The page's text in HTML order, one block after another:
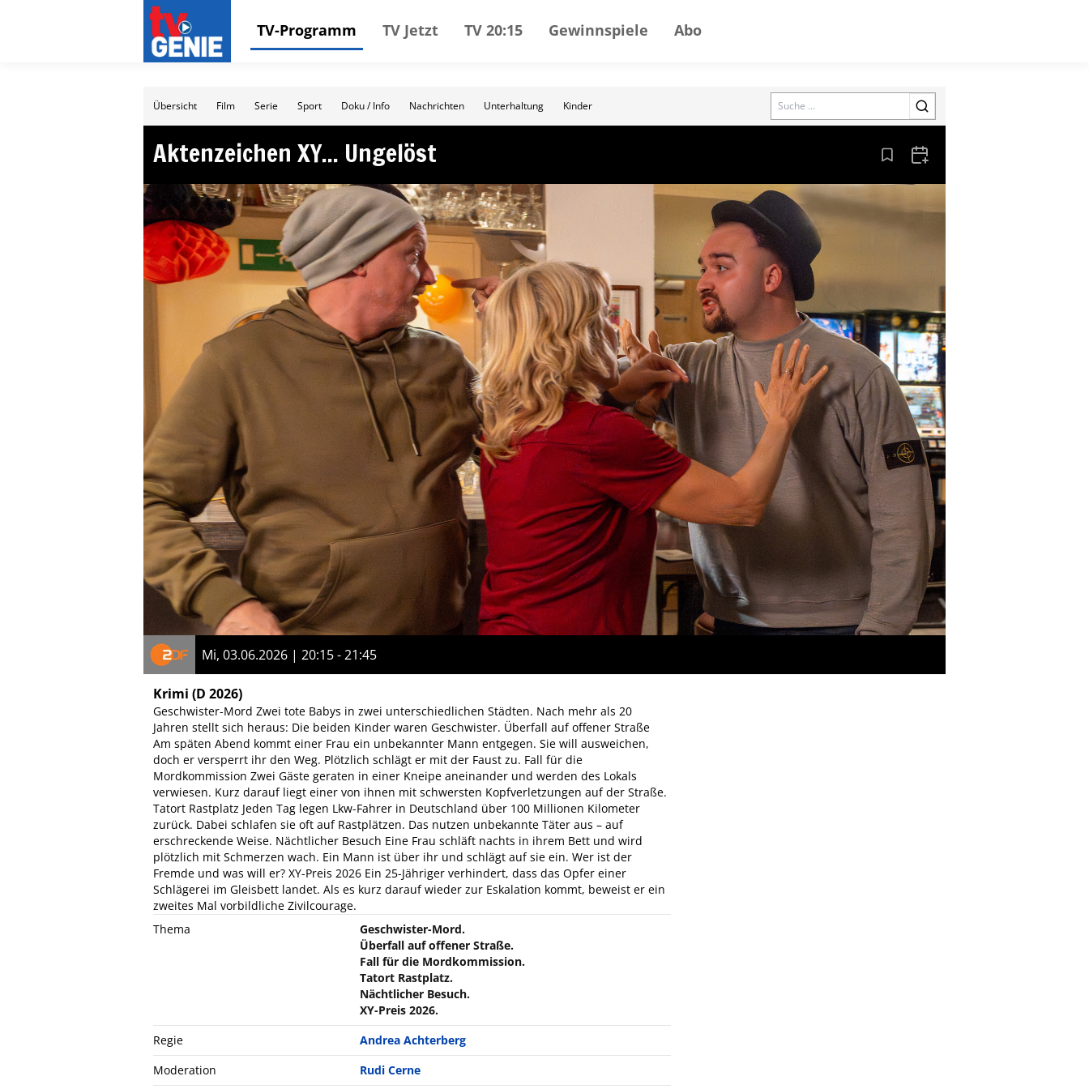
TV-Programm TV Jetzt TV 20:15 Gewinnspiele Abo
Übersicht Film Serie Sport Doku / Info Nachrichten Unterhaltung Kinder Search
Aktenzeichen XY... Ungelöst Aus den Lesezeichen entfernen
Zum Kalender hinzufügen
Mi, 03.06.2026 | 20:15 - 21:45
Krimi (D 2026)
Geschwister-Mord Zwei tote Babys in zwei unterschiedlichen Städten. Nach mehr als 20
Jahren stellt sich heraus: Die beiden Kinder waren Geschwister. Überfall auf offener Straße
Am späten Abend kommt einer Frau ein unbekannter Mann entgegen. Sie will ausweichen,
doch er versperrt ihr den Weg. Plötzlich schlägt er mit der Faust zu. Fall für die
Mordkommission Zwei Gäste geraten in einer Kneipe aneinander und werden des Lokals
verwiesen. Kurz darauf liegt einer von ihnen mit schwersten Kopfverletzungen auf der Straße.
Tatort Rastplatz Jeden Tag legen Lkw-Fahrer in Deutschland über 100 Millionen Kilometer
zurück. Dabei schlafen sie oft auf Rastplätzen. Das nutzen unbekannte Täter aus – auf
erschreckende Weise. Nächtlicher Besuch Eine Frau schläft nachts in ihrem Bett und wird
plötzlich mit Schmerzen wach. Ein Mann ist über ihr und schlägt auf sie ein. Wer ist der
Fremde und was will er? XY-Preis 2026 Ein 25-Jähriger verhindert, dass das Opfer einer
Schlägerei im Gleisbett landet. Als es kurz darauf wieder zur Eskalation kommt, beweist er ein
zweites Mal vorbildliche Zivilcourage.
Thema
Geschwister-Mord.
Überfall auf offener Straße.
Fall für die Mordkommission.
Tatort Rastplatz.
Nächtlicher Besuch.
XY-Preis 2026.
Regie
Andrea Achterberg
Moderation
Rudi Cerne